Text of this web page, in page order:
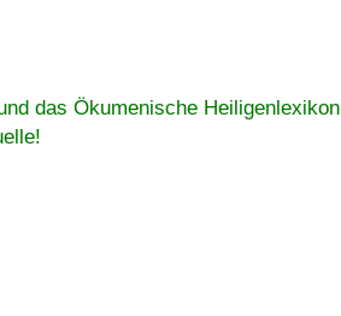
das Ökumenische Heiligenlexikon